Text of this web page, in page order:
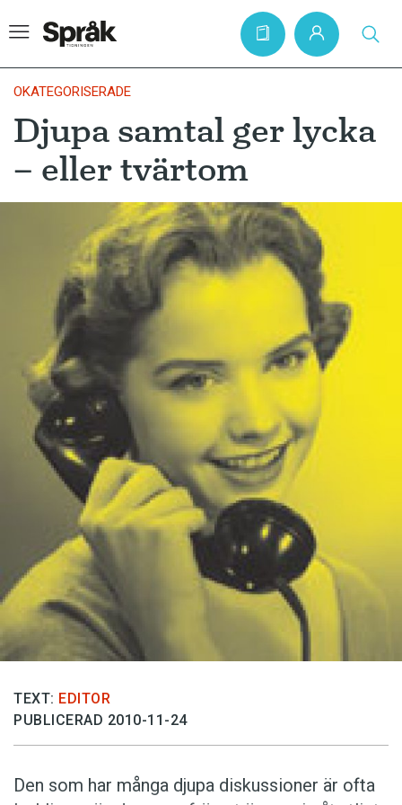
Hem
Artiklar
Språkfrågor
Skrivtips
Bokrecensioner
Kviss
Podden
Anmäl till språkpolisen
Föreslå nyord
Annonsera
Prenumerera
Läs Språktidningen digitalt
Press
OKATEGORISERADE
Djupa samtal ger lycka
– eller tvärtom
TEXT: EDITOR
PUBLICERAD 2010-11-24
Den som har många djupa diskussioner är ofta